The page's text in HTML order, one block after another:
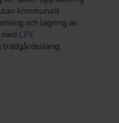
kommunalt
och lagring av
CPX